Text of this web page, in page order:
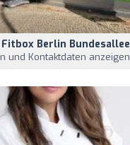
Berlin Bundesallee
und Kontaktdaten anzeigen